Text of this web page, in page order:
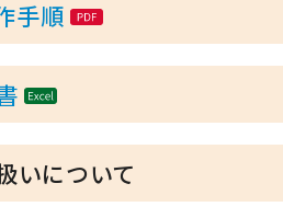
手順
いについて